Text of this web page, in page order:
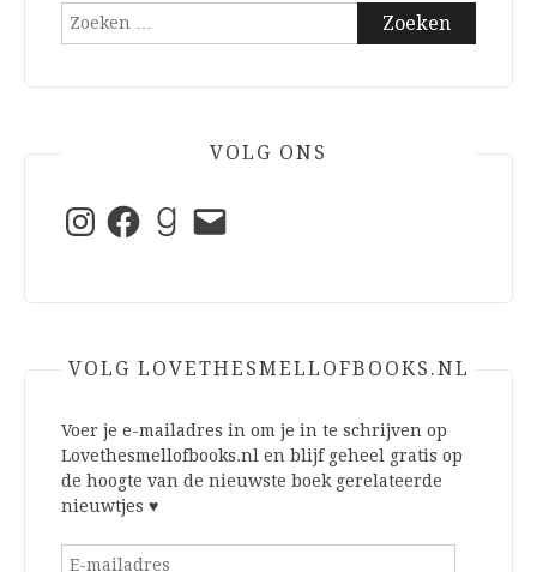
Zoeken
VOLG ONS
InstagramFacebookGoodreads
E-
mail
VOLG LOVETHESMELLOFBOOKS.NL
Voer je e-mailadres in om je in te schrijven op
Lovethesmellofbooks.nl en blijf geheel gratis op
de hoogte van de nieuwste boek gerelateerde
nieuwtjes ♥
E-